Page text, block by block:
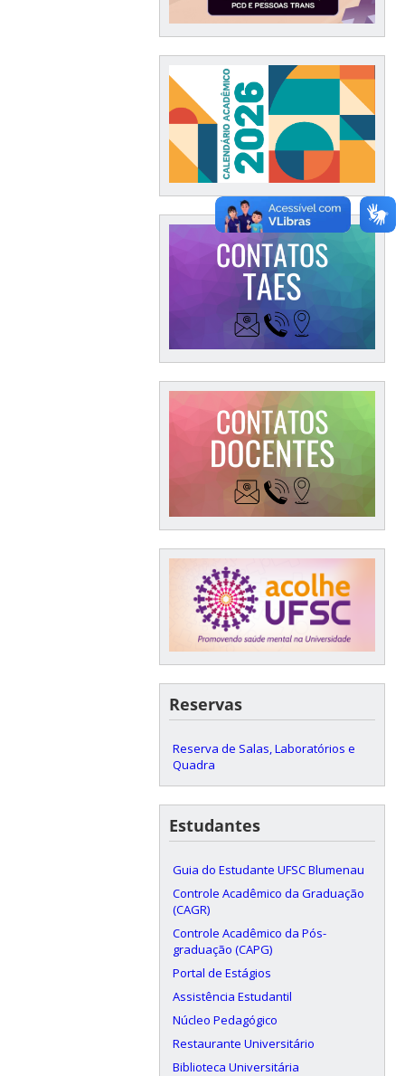
Reservas
Reserva de Salas, Laboratórios e
Quadra
Estudantes
Guia do Estudante UFSC Blumenau
Controle Acadêmico da Graduação
(CAGR)
Controle Acadêmico da Pós-
graduação (CAPG)
Portal de Estágios
Assistência Estudantil
Núcleo Pedagógico
Restaurante Universitário
Biblioteca Universitária